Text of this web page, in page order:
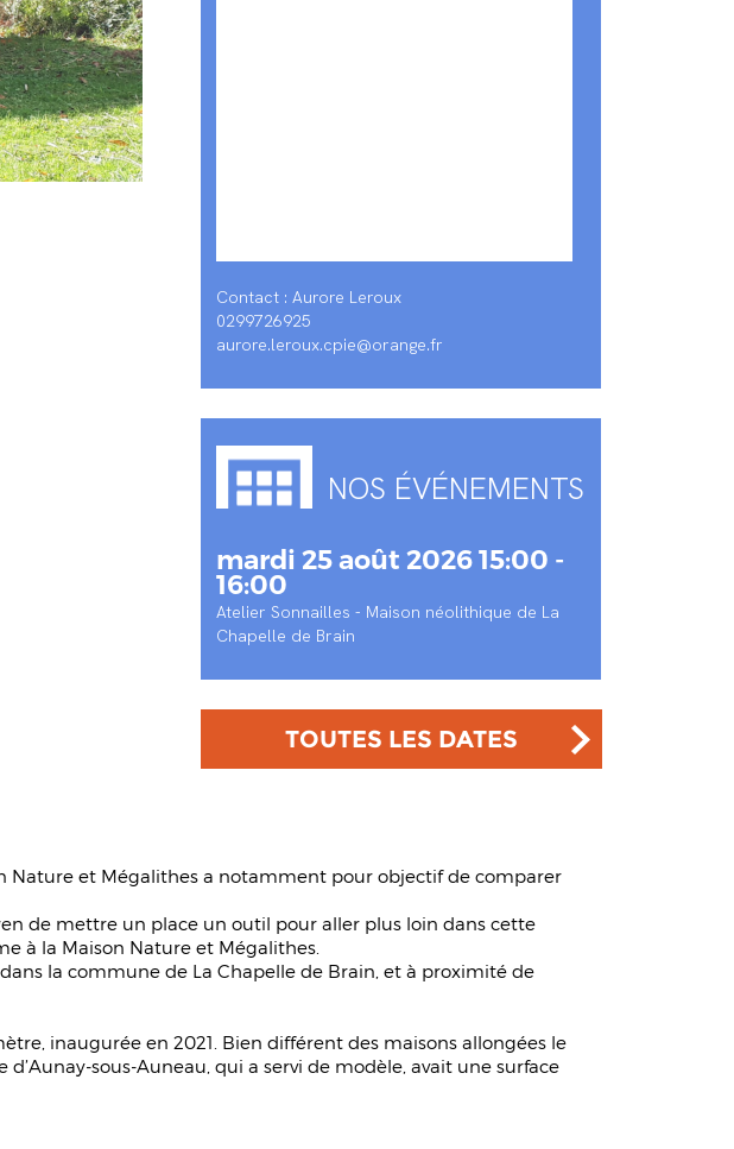
Contact : Aurore Leroux
0299726925
aurore.leroux.cpie@orange.fr
NOS ÉVÉNEMENTS
mardi 25 août 2026 15:00 -
16:00
Atelier Sonnailles - Maison néolithique de La
Chapelle de Brain
TOUTES LES DATES
Nature et Mégalithes a notamment pour objectif de comparer
de mettre un place un outil pour aller plus loin dans cette
à la Maison Nature et Mégalithes.
la commune de La Chapelle de Brain, et à proximité de
inaugurée en 2021. Bien différent des maisons allongées le
sous-Auneau, qui a servi de modèle, avait une surface